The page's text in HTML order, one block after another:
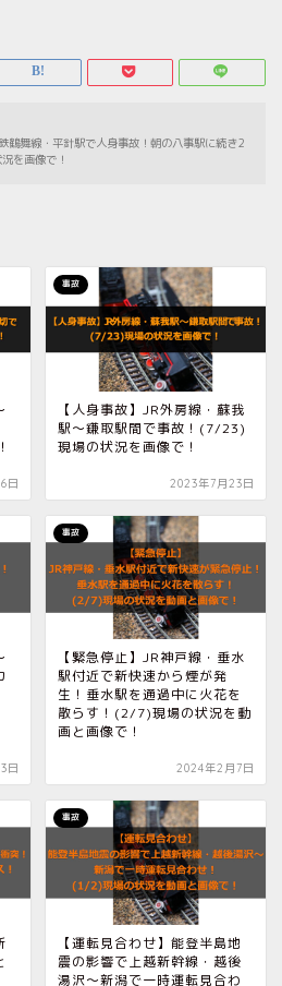
鶴舞線・平針駅で人身事故！朝の八事駅に続き2
を画像で！
日
事故
【人身事故】JR外房線・蘇我
駅〜鎌取駅間で事故！(7/23)
現場の状況を画像で！
2023年7月23日
日
事故
【緊急停止】JR神戸線・垂水
駅付近で新快速から煙が発
生！垂水駅を通過中に火花を
散らす！(2/7)現場の状況を動
画と画像で！
2024年2月7日
事故
【運転見合わせ】能登半島地
震の影響で上越新幹線・越後
湯沢〜新潟で一時運転見合わ